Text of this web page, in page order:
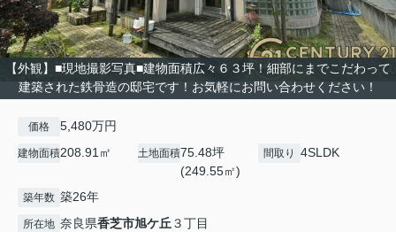
【外観】■現地撮影写真■建物面積広々６３坪！細部にまでこだわって
建築された鉄骨造の邸宅です！お気軽にお問い合わせください！
価格 5,480万円
建物面積208.91㎡ 土地面積75.48坪
(249.55㎡)
間取り 4SLDK
築年数 築26年
所在地 奈良県香芝市旭ケ丘３丁目